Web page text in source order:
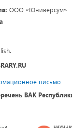
ООО «Юниверсум»
письмо
ВАК